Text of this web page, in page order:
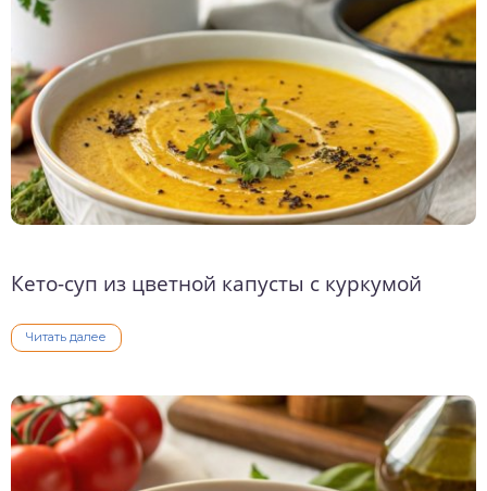
Кето-суп из цветной капусты с куркумой
Читать далее